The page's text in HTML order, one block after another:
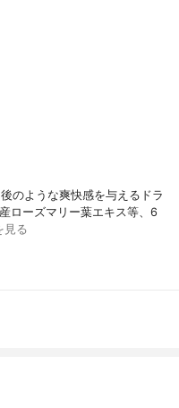
のような爽快感を与えるドラ
ローズマリー葉エキス等、6
見る